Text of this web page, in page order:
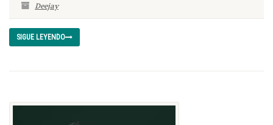
Deejay
SIGUE LEYENDO